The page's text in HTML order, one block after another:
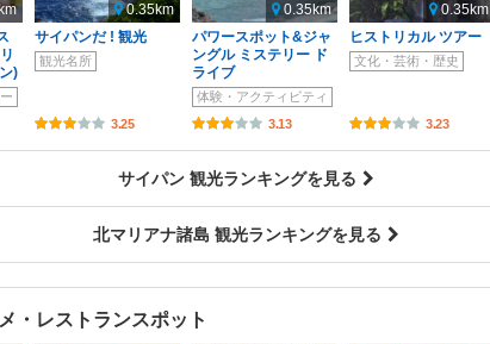
)
0.35km
サイパンだ ! 観光
観光名所
3.25
0.35km
パワースポット&ジャ
ングル ミステリー ド
ライブ
体験・アクティビティ
3.13
0.35km
ヒストリカル ツアー
文化・芸術・歴史
3.23
サイパン 観光ランキングを見る
北マリアナ諸島 観光ランキングを見る
・レストランスポット